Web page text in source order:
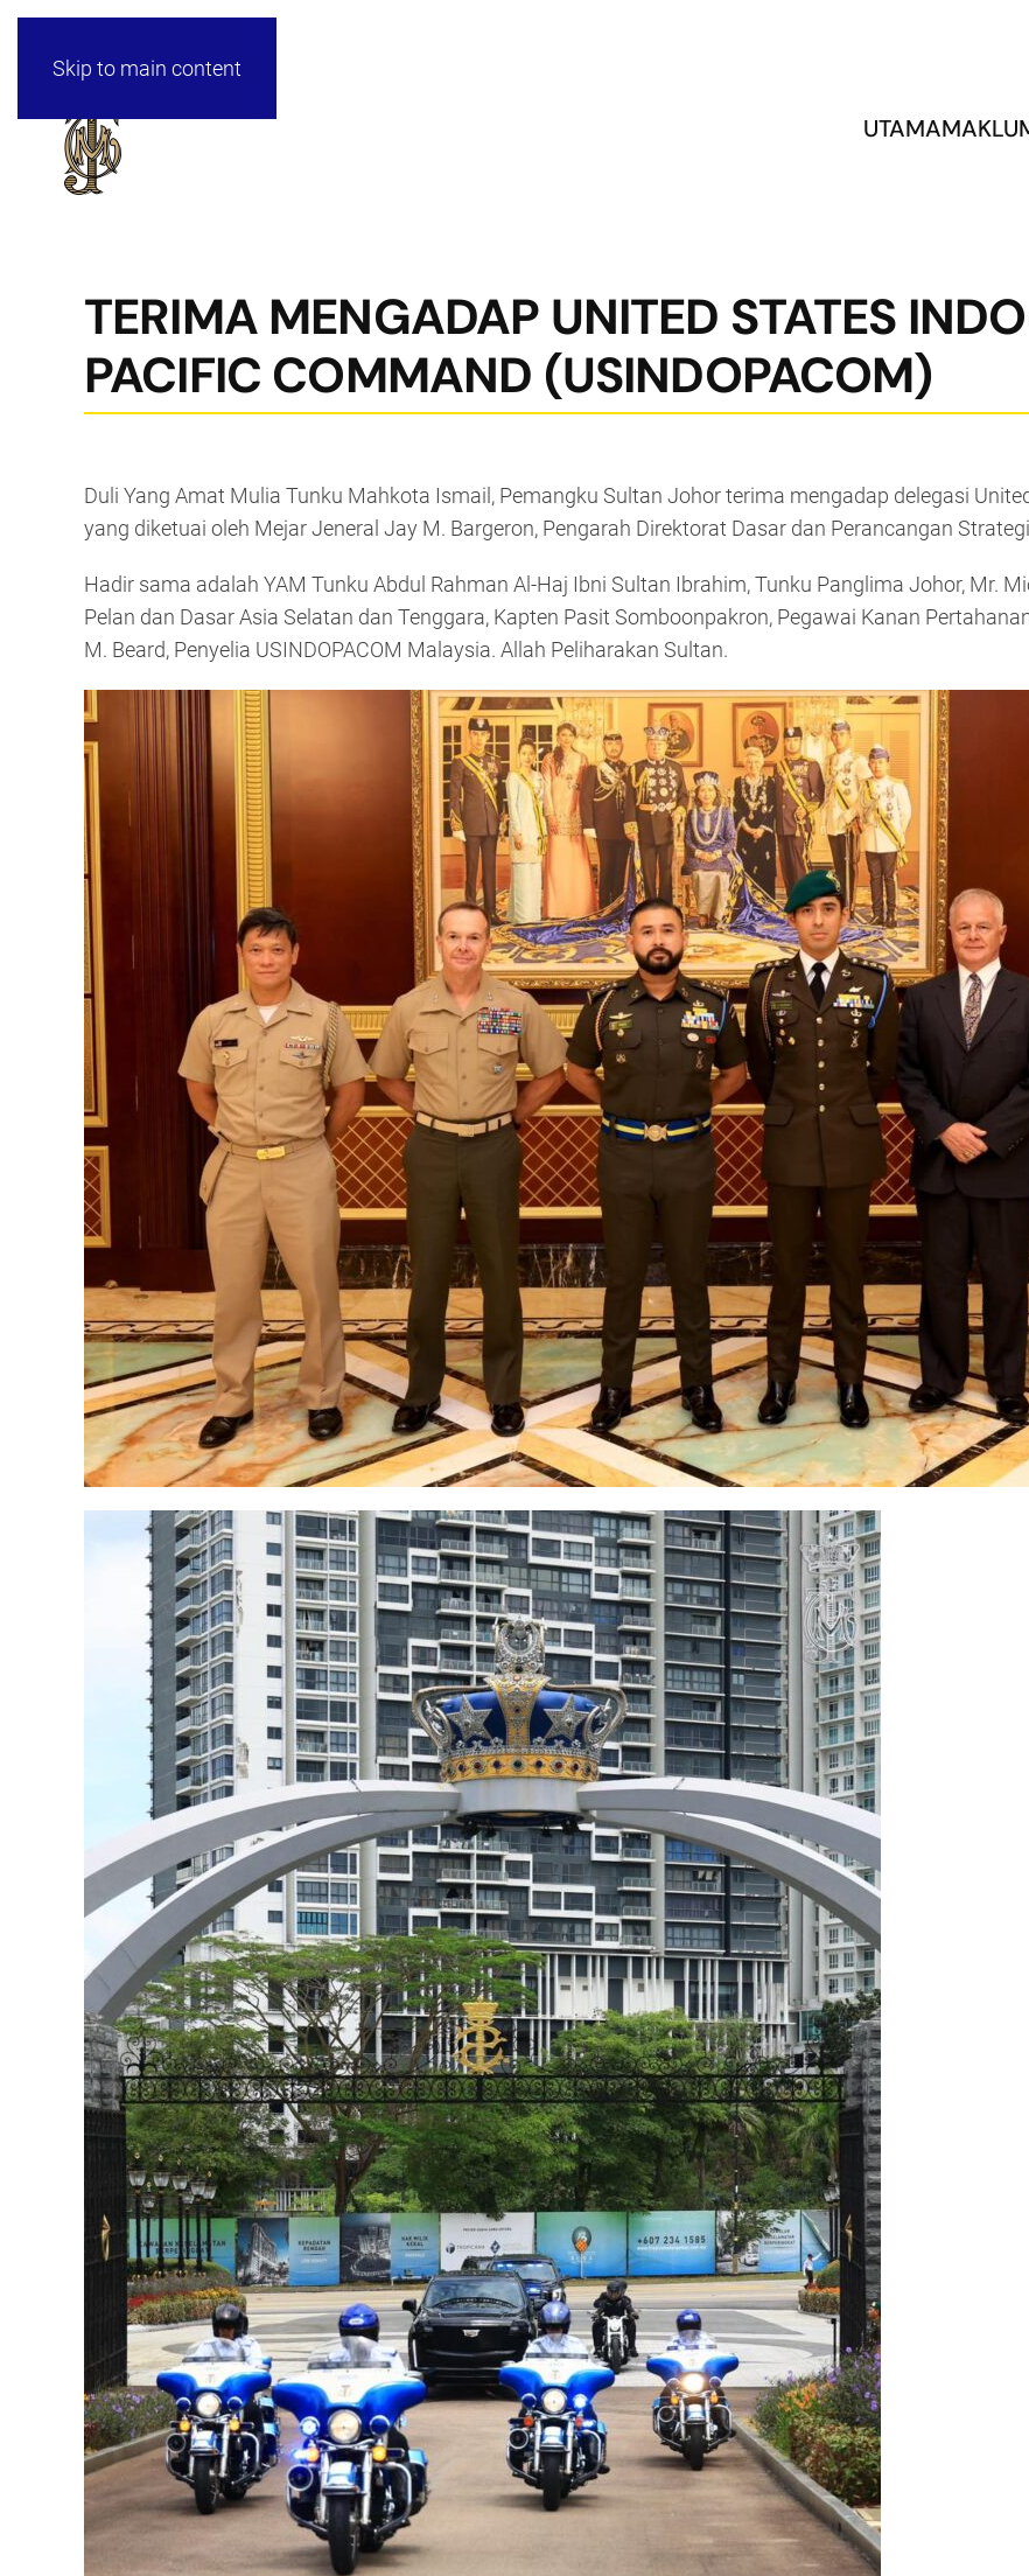
Skip to main content
UTAMA
TERIMA MENGADAP UNITED STATES
PACIFIC COMMAND (USINDOPACOM)
Duli Yang Amat Mulia Tunku Mahkota Ismail, Pemangku Sultan Johor terima mengadap delegasi
yang diketuai oleh Mejar Jeneral Jay M. Bargeron, Pengarah Direktorat Dasar dan Perancangan
Hadir sama adalah YAM Tunku Abdul Rahman Al-Haj Ibni Sultan Ibrahim, Tunku Panglima Johor, Mr.
Pelan dan Dasar Asia Selatan dan Tenggara, Kapten Pasit Somboonpakron, Pegawai Kanan
M. Beard, Penyelia USINDOPACOM Malaysia. Allah Peliharakan Sultan.